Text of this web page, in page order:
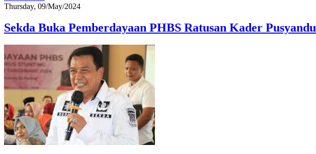
Thursday, 09/May/2024
Sekda Buka Pemberdayaan PHBS Ratusan Kader Pusyandu